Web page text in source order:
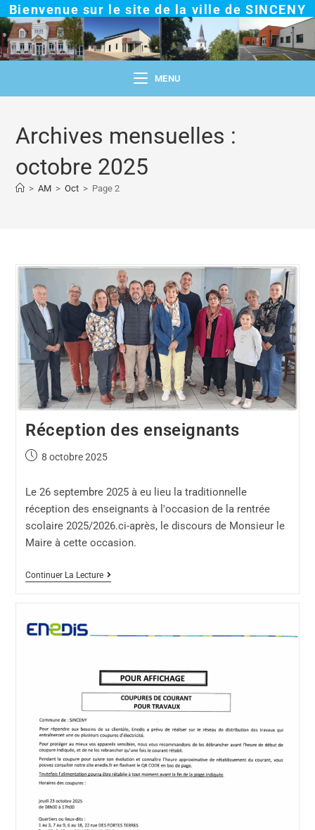
Bienvenue sur le site de la ville de SINCENY
MENU
Archives mensuelles :
octobre 2025
> AM > Oct > Page 2
Réception des enseignants
8 octobre 2025
Le 26 septembre 2025 à eu lieu la traditionnelle
réception des enseignants à l'occasion de la rentrée
scolaire 2025/2026.ci-après, le discours de Monsieur le
Maire à cette occasion.
Continuer La Lecture